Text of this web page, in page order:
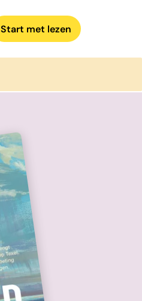
Start met lezen